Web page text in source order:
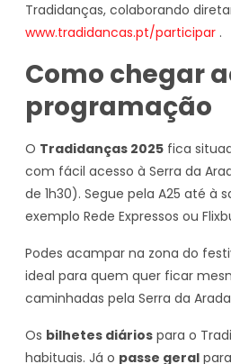
Tradidanças, colaborando
www.tradidancas.pt/participar .
Como chegar
programação
O Tradidanças 2025 fica
com fácil acesso à Serra da
de 1h30). Segue pela A25 até à
exemplo Rede Expressos ou
Podes acampar na zona do
ideal para quem quer ficar
caminhadas pela Serra da
Os bilhetes diários para o
habituais. Já o passe geral